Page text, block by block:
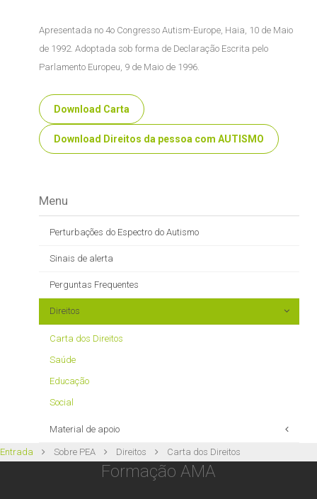
Apresentada no 4o Congresso Autism-Europe, Haia, 10 de Maio
de 1992. Adoptada sob forma de Declaração Escrita pelo
Parlamento Europeu, 9 de Maio de 1996.
Download Carta
Download Direitos da pessoa com AUTISMO
Menu
Perturbações do Espectro do Autismo
Sinais de alerta
Perguntas Frequentes
Direitos
Carta dos Direitos
Saúde
Educação
Social
Material de apoio
Filmes
Entrada Sobre PEA Direitos Carta dos Direitos
Formação AMA